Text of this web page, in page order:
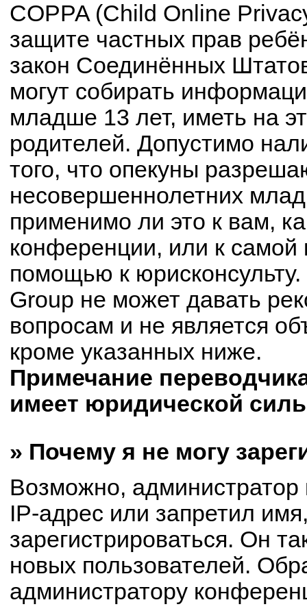
COPPA (Child Online
защите частных прав
закон Соединённых
могут собирать
младше 13 лет, иметь на
родителей. Допустимо
того, что опекуны
несовершеннолетних
применимо ли это к вам,
конференции, или к самой
помощью к
Group не может давать
вопросам и не является
кроме указанных ниже.
Примечание
имеет юридической
» Почему я не могу
Возможно,
IP-адрес или запретил
зарегистрироваться. Он
новых пользователей.
администратору